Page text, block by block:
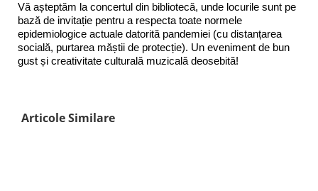
Vă așteptăm la concertul din bibliotecă, unde locurile sunt pe
bază de invitație pentru a respecta toate normele
epidemiologice actuale datorită pandemiei (cu distanțarea
socială, purtarea măștii de protecție). Un eveniment de bun
gust și creativitate culturală muzicală deosebită!
Articole Similare